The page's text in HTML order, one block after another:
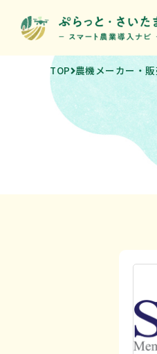
TOP 農機メーカー・